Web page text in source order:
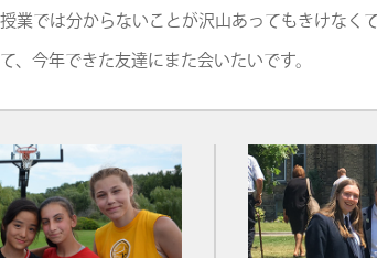
業では分からないことが沢山あってもきけなく
、今年できた友達にまた会いたいです。